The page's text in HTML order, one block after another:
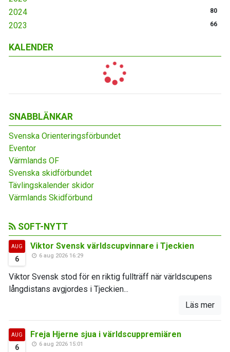
2024 80
2023 66
KALENDER
SNABBLÄNKAR
Svenska Orienteringsförbundet
Eventor
Värmlands OF
Svenska skidförbundet
Tävlingskalender skidor
Värmlands Skidförbund
SOFT-NYTT
AUG
6
Viktor Svensk världscupvinnare i Tjeckien
6 aug 2026 16:29
Viktor Svensk stod för en riktig fullträff när världscupens
långdistans avgjordes i Tjeckien...
Läs mer
AUG
6
Freja Hjerne sjua i världscuppremiären
6 aug 2026 15:01